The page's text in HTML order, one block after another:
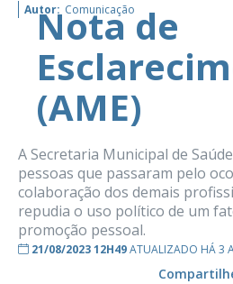
Autor: Comunicação
Nota de
(AME)
A Secretaria Municipal de
pessoas que passaram pelo
colaboração dos demais
repudia o uso político de um
promoção pessoal.
21/08/2023 12H49ATUALIZADO HÁ 3